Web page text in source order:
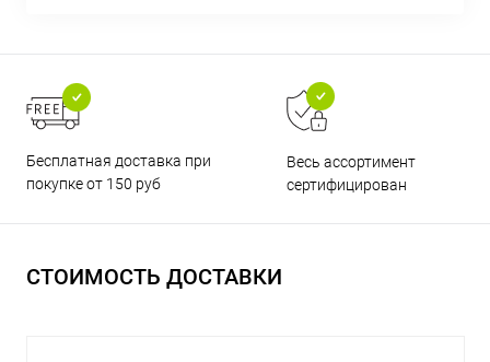
Бесплатная доставка при
покупке от 150 руб
Весь ассортимент
сертифицирован
СТОИМОСТЬ ДОСТАВКИ